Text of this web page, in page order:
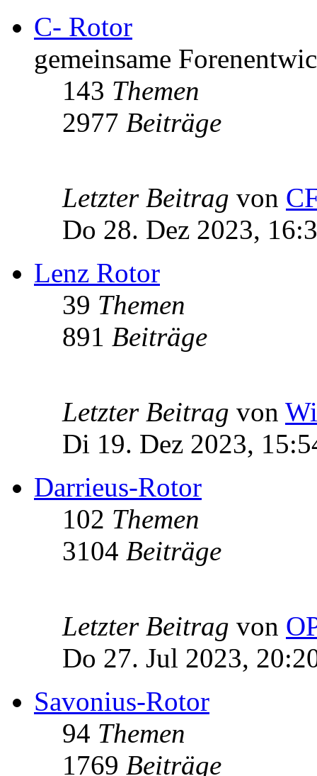
C- Rotor
gemeinsame
143 Themen
2977 Beiträge
Letzter Beitrag von
Do 28. Dez 2023,
Lenz Rotor
39 Themen
891 Beiträge
Letzter Beitrag von
Di 19. Dez 2023,
Darrieus-Rotor
102 Themen
3104 Beiträge
Letzter Beitrag von
Do 27. Jul 2023,
Savonius-Rotor
94 Themen
1769 Beiträge